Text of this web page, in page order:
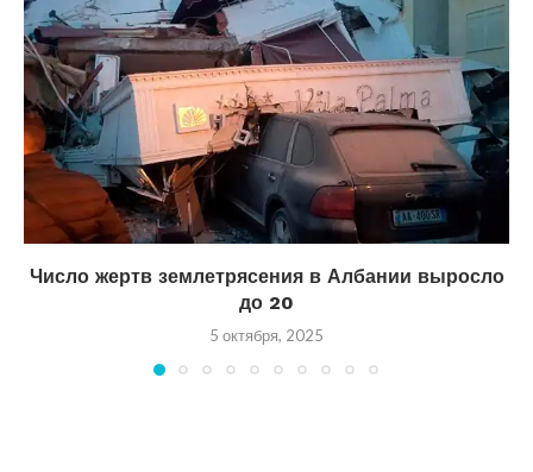
Число жертв землетрясения в Албании выросло
до 20
5 октября, 2025